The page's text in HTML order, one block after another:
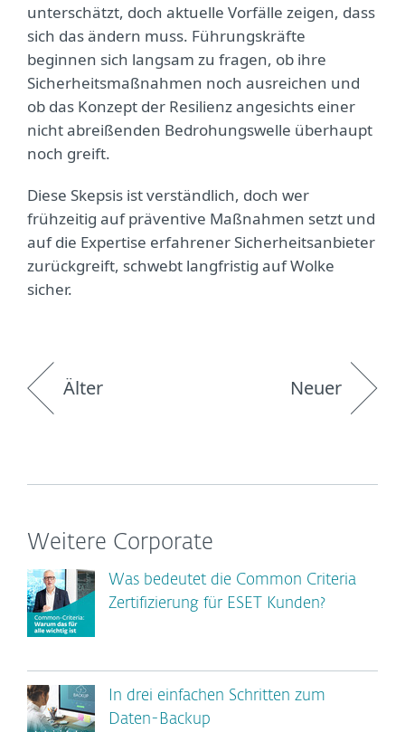
unterschätzt, doch aktuelle Vorfälle zeigen, dass
sich das ändern muss. Führungskräfte
beginnen sich langsam zu fragen, ob ihre
Sicherheitsmaßnahmen noch ausreichen und
ob das Konzept der Resilienz angesichts einer
nicht abreißenden Bedrohungswelle überhaupt
noch greift.
Diese Skepsis ist verständlich, doch wer
frühzeitig auf präventive Maßnahmen setzt und
auf die Expertise erfahrener Sicherheitsanbieter
zurückgreift, schwebt langfristig auf Wolke
sicher.
Älter Neuer
Weitere Corporate
Was bedeutet die Common Criteria
Zertifizierung für ESET Kunden?
In drei einfachen Schritten zum
Daten-Backup